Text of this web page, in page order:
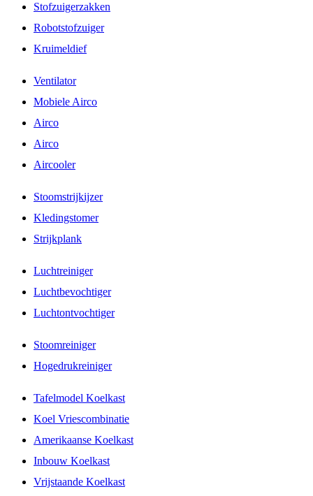
Stofzuigerzakken
Robotstofzuiger
Kruimeldief
Ventilator
Mobiele Airco
Airco
Airco
Aircooler
Stoomstrijkijzer
Kledingstomer
Strijkplank
Luchtreiniger
Luchtbevochtiger
Luchtontvochtiger
Stoomreiniger
Hogedrukreiniger
Tafelmodel Koelkast
Koel Vriescombinatie
Amerikaanse Koelkast
Inbouw Koelkast
Vrijstaande Koelkast